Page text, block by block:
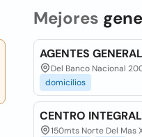
Mejores
AGENTES
Del Banco Nacional
domicilios
CENTRO
150mts Norte Del Mas